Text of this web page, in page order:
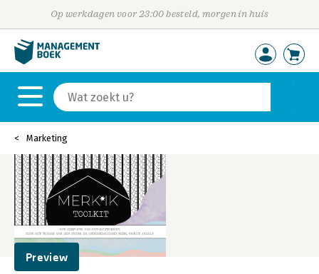
Op werkdagen voor 23:00 besteld, morgen in huis
Marketing
Preview